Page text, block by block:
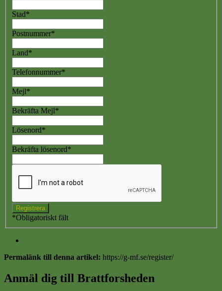
Stad*
Postnummer*
Land*
Telefonnummer*
Mejl*
Bekräfta Mejl*
Lösenord*
Bekräfta lösenord*
*Obligatoriskt fält
Permalänk till denna artikel: https://g-mf.se/register/
Anmäl dig till Brattforsheden